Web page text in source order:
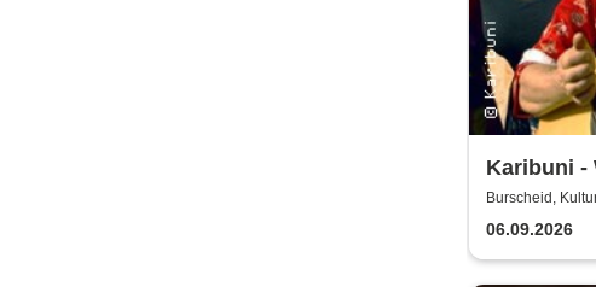
Karibuni -
Kinder
Burscheid,
06.09.2026